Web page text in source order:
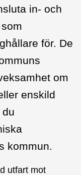
in- och
för. De
om
enskild
kommun.
utfart mot